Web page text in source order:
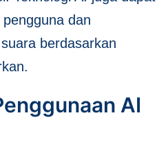
dan
berdasarkan
AI